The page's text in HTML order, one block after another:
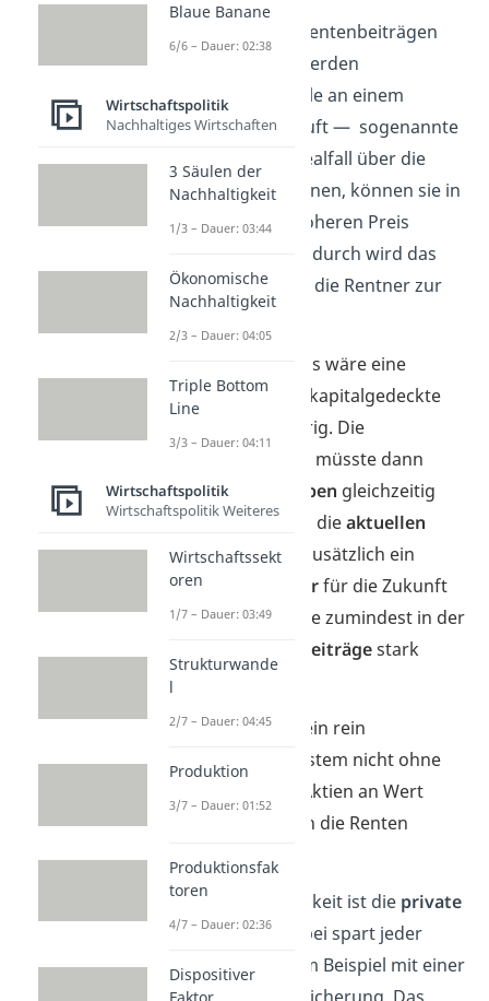
Das heißt, mit den Rentenbeiträgen
der Arbeitnehmer werden
beispielsweise Anteile an einem
Unternehmen gekauft — sogenannte
Aktien
. Da sie im Idealfall über die
Jahre an Wert gewinnen, können sie in
Zukunft zu einem höheren Preis
verkauft werden. Dadurch wird das
Geld erhöht, das für die Rentner zur
Verfügung steht.
In der Praxis wäre eine
Umstellung auf das kapitalgedeckte
System sehr schwierig. Die
Rentenversicherung müsste dann
nämlichzwei Aufgaben gleichzeitig
erledigen: Weiterhin dieaktuellen
Rentenzahlen und zusätzlich ein
neues Kapitalpolsterfür die Zukunft
aufbauen. Das würde zumindest in der
Beiträgestark
erhöhen
Außerdem ist auch ein rein
kapitalgedecktes System nicht ohne
Risiken. Sollten die Aktien an Wert
verlieren, fallen auch die Renten
geringer aus.
Eine andere Möglichkeit ist die private
Altersvorsorge. Dabei spart jeder
selbst fürs Alter, zum Beispiel mit einer
Blaue Banane
6/6 – Dauer: 02:38
Wirtschaftspolitik
Nachhaltiges Wirtschaften
3 Säulen der
Nachhaltigkeit
1/3 – Dauer: 03:44
Ökonomische
Nachhaltigkeit
2/3 – Dauer: 04:05
Triple Bottom
Line
3/3 – Dauer: 04:11
Wirtschaftspolitik
Wirtschaftspolitik Weiteres
Wirtschaftssekt
oren
1/7 – Dauer: 03:49
Strukturwande
l
2/7 – Dauer: 04:45
Produktion
3/7 – Dauer: 01:52
Produktionsfak
toren
4/7 – Dauer: 02:36
Dispositiver
Faktor